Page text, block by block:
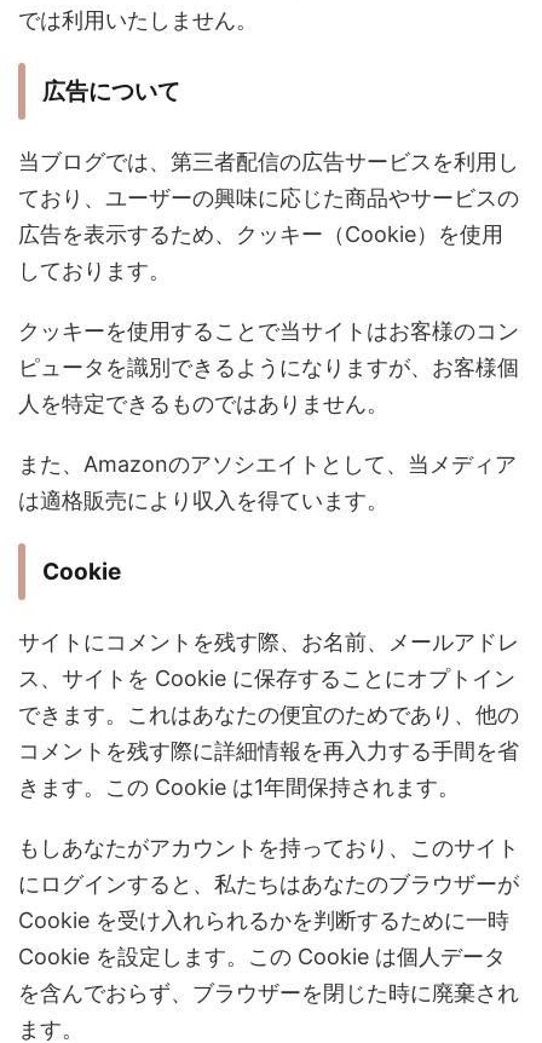
では利用いたしません。
広告について
当ブログでは、第三者配信の広告サービスを利用し
ており、ユーザーの興味に応じた商品やサービスの
広告を表示するため、クッキー（Cookie）を使用
しております。
クッキーを使用することで当サイトはお客様のコン
ピュータを識別できるようになりますが、お客様個
人を特定できるものではありません。
また、Amazonのアソシエイトとして、当メディア
は適格販売により収入を得ています。
Cookie
サイトにコメントを残す際、お名前、メールアドレ
ス、サイトを Cookie に保存することにオプトイン
できます。これはあなたの便宜のためであり、他の
コメントを残す際に詳細情報を再入力する手間を省
きます。この Cookie は1年間保持されます。
もしあなたがアカウントを持っており、このサイト
にログインすると、私たちはあなたのブラウザーが
Cookie を受け入れられるかを判断するために一時
Cookie を設定します。この Cookie は個人データ
を含んでおらず、ブラウザーを閉じた時に廃棄され
ます。